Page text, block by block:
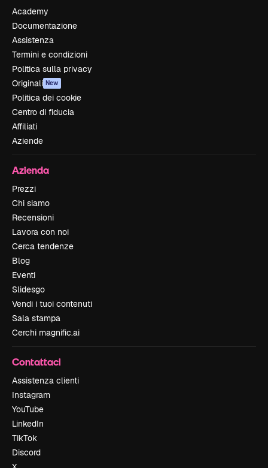
Academy
Documentazione
Assistenza
Termini e condizioni
Politica sulla privacy
Originali New
Politica dei cookie
Centro di fiducia
Affiliati
Aziende
Azienda
Prezzi
Chi siamo
Recensioni
Lavora con noi
Cerca tendenze
Blog
Eventi
Slidesgo
Vendi i tuoi contenuti
Sala stampa
Cerchi magnific.ai
Contattaci
Assistenza clienti
Instagram
YouTube
LinkedIn
TikTok
Discord